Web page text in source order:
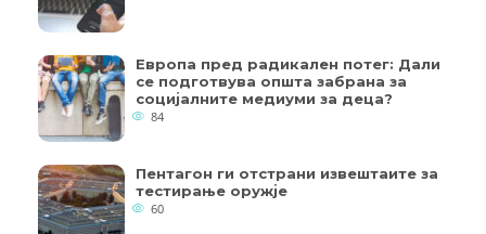
Европа пред радикален потег: Дали
се подготвува општа забрана за
социјалните медиуми за деца?
84
Пентагон ги отстрани извештаите за
тестирање оружје
60